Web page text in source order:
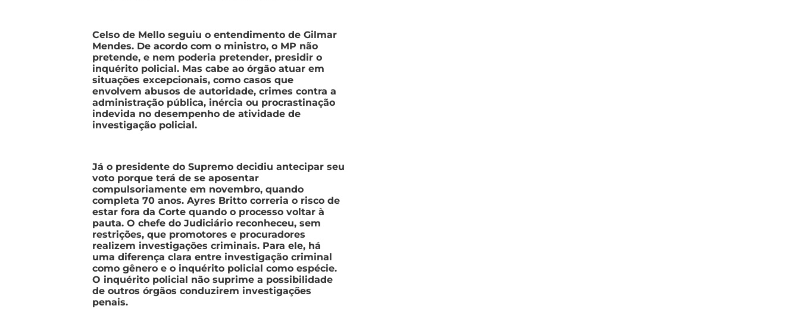
Celso de Mello seguiu o entendimento de Gilmar
Mendes. De acordo com o ministro, o MP não
pretende, e nem poderia pretender, presidir o
inquérito policial. Mas cabe ao órgão atuar em
situações excepcionais, como casos que
envolvem abusos de autoridade, crimes contra a
administração pública, inércia ou procrastinação
indevida no desempenho de atividade de
investigação policial.
Já o presidente do Supremo decidiu antecipar seu
voto porque terá de se aposentar
compulsoriamente em novembro, quando
completa 70 anos. Ayres Britto correria o risco de
estar fora da Corte quando o processo voltar à
pauta. O chefe do Judiciário reconheceu, sem
restrições, que promotores e procuradores
realizem investigações criminais. Para ele, há
uma diferença clara entre investigação criminal
como gênero e o inquérito policial como espécie.
O inquérito policial não suprime a possibilidade
de outros órgãos conduzirem investigações
penais.